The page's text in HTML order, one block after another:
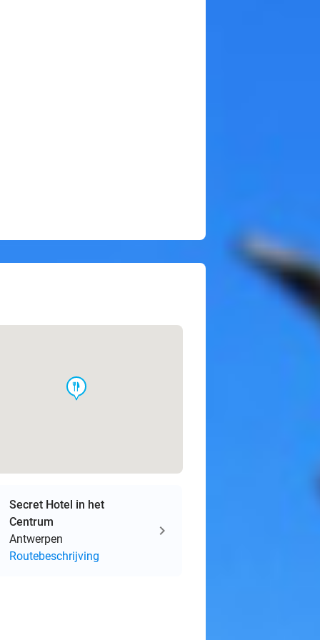
food
Secret Hotel in het
Centrum
Antwerpen
Routebeschrijving